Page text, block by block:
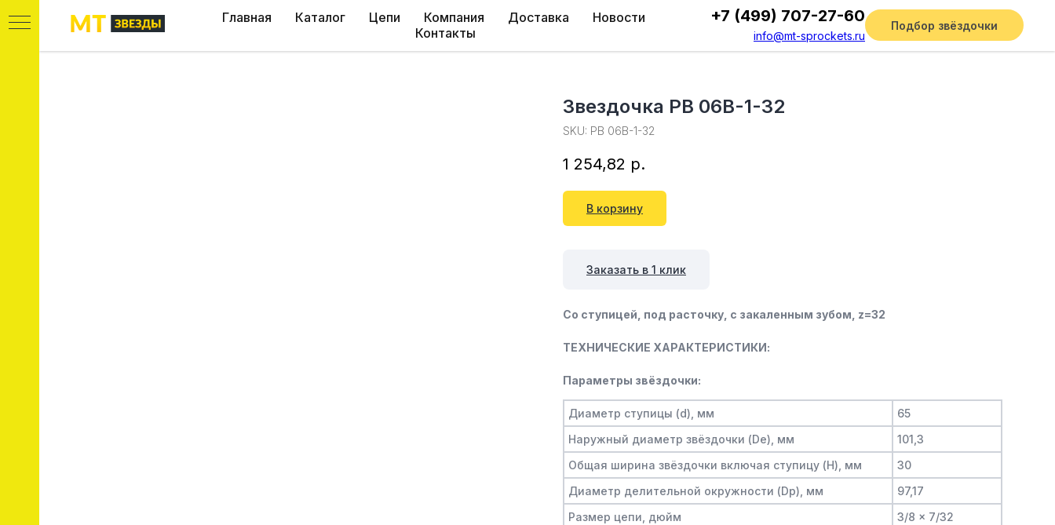
Главная Каталог Цепи Компания Доставка
Новости
Контакты
+7 (499) 707-27-60
info@mt-sprockets.ru
Подбор звёздочки
Звездочка PB 06B-1-32
SKU: PB 06B-1-32
1 254,82 р.
В корзину
Заказать в 1 клик
Со ступицей, под расточку, c закаленным зубом, z=32
ТЕХНИЧЕСКИЕ ХАРАКТЕРИСТИКИ:
Параметры звёздочки:
Диаметр ступицы (d), мм
65
Наружный диаметр звёздочки (De), мм
101,3
Общая ширина звёздочки включая ступицу (H), мм
30
Диаметр делительной окружности (Dp), мм
97,17
Размер цепи, дюйм
3/8 x 7/32